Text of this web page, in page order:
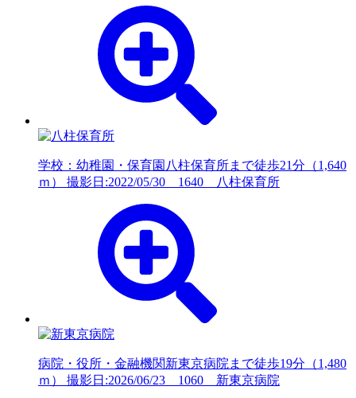
学校：幼稚園・保育園 八柱保育所まで徒歩21分（1,640
ｍ） 撮影日:2022/05/30 1640 八柱保育所
病院・役所・金融機関新東京病院まで徒歩19分（1,480
ｍ） 撮影日:2026/06/23 1060 新東京病院